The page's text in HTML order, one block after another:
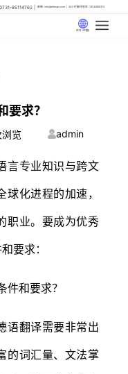
85114762 邮箱: info@artlangs.com 24小时翻译管家: 18142666316
中文 (中国)
要求？
览 admin
专业知识与跨文
化进程的加速，
职业。要成为优秀
要求：
翻译需要非常出
的词汇量、文法掌